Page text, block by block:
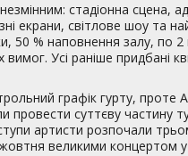
стадіонна сцена,
екрани, світлове шоу та
50 % наповнення залу, по
Усі раніше придбані
графік гурту, проте
провести суттєву частину
артисти розпочали
великими концертом